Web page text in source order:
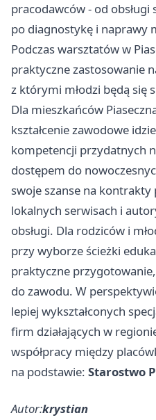
pracodawców - od
po diagnostykę i naprawy
Podczas warsztatów w
praktyczne zastosowanie
z którymi młodzi będą się
Dla mieszkańców
kształcenie zawodowe
kompetencji przydatnych
dostępem do
swoje szanse na
lokalnych serwisach i
obsługi. Dla rodziców i
przy wyborze ścieżki
praktyczne
do zawodu. W
lepiej wykształconych
firm działających w
współpracy między
na podstawie: Starostwo
Autor:krystian